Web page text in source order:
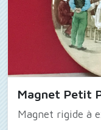
Magnet Petit
Magnet rigide à